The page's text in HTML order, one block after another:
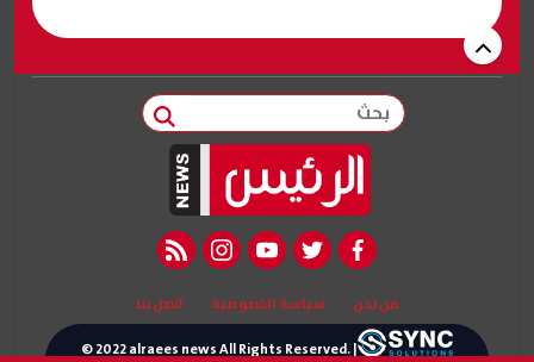
بحث
facebook
twitter
youtube
instagram
rss feed
من نحن سياسة الخصوصية اتصل بنا
© 2022 alraees news All Rights Reserved. |